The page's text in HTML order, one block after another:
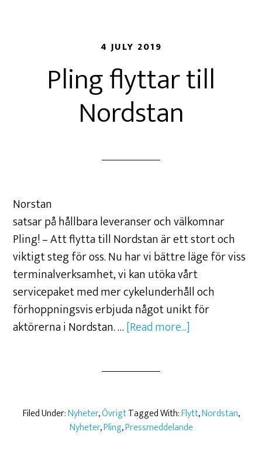
4 JULY 2019
Pling flyttar till
Nordstan
Norstan
satsar på hållbara leveranser och välkomnar
Pling! – Att flytta till Nordstan är ett stort och
viktigt steg för oss. Nu har vi bättre läge för viss
terminalverksamhet, vi kan utöka vårt
servicepaket med mer cykelunderhåll och
förhoppningsvis erbjuda något unikt för
aktörerna i Nordstan. …[Read more...]
Filed Under:Nyheter,ÖvrigtTagged With:Flytt,Nordstan,
Nyheter,Pling,Pressmeddelande